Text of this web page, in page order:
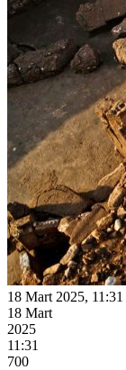
18 Mart 2025, 11:31
18 Mart
2025
11:31
700